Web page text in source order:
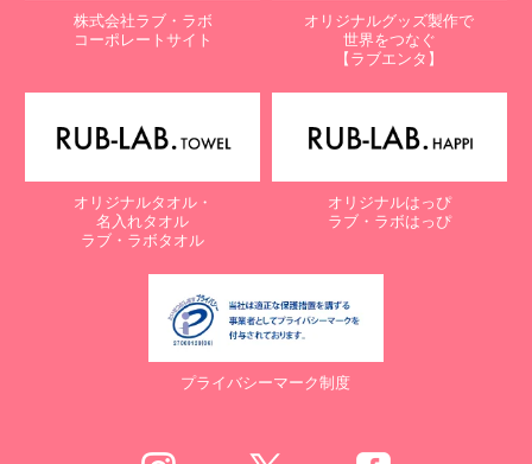
株式会社ラブ・ラボ
コーポレートサイト
オリジナルグッズ製作で
世界をつなぐ
【ラブエンタ】
オリジナルタオル・
名入れタオル
ラブ・ラボタオル
オリジナルはっぴ
ラブ・ラボはっぴ
プライバシーマーク制度